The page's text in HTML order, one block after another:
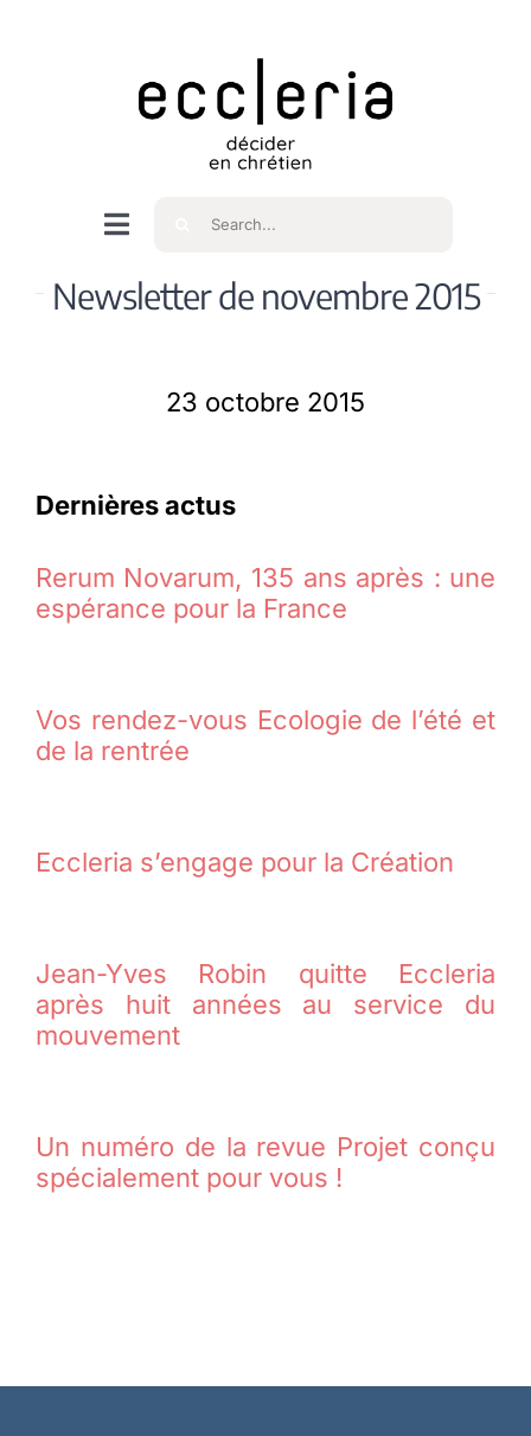
Navigation
bascule
Accueil
Spiritualité
Membres
Nous soutenir
Rechercher
Newsletter de novembre 2015
23 octobre 2015
Dernières actus
Rerum Novarum, 135 ans après : une
espérance pour la France
Vos rendez-vous Ecologie de l’été et
de la rentrée
Eccleria s’engage pour la Création
Jean-Yves Robin quitte Eccleria
après huit années au service du
mouvement
Un numéro de la revue Projet conçu
spécialement pour vous !